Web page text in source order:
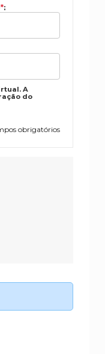
*:
A
do
obrigatórios